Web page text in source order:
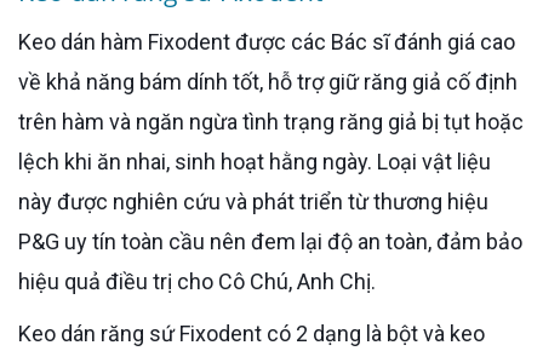
Keo dán hàm Fixodent được các Bác sĩ đánh giá cao
về khả năng bám dính tốt, hỗ trợ giữ răng giả cố định
trên hàm và ngăn ngừa tình trạng răng giả bị tụt hoặc
lệch khi ăn nhai, sinh hoạt hằng ngày. Loại vật liệu
này được nghiên cứu và phát triển từ thương hiệu
P&G uy tín toàn cầu nên đem lại độ an toàn, đảm bảo
hiệu quả điều trị cho Cô Chú, Anh Chị.
Keo dán răng sứ Fixodent có 2 dạng là bột và keo